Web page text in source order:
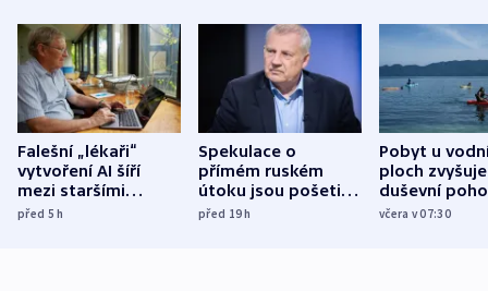
Falešní „lékaři“
vytvoření AI šíří
mezi staršími
Poláky nebezpečné
před 5h
Spekulace o
přímém ruském
útoku jsou pošetilé,
míní estonský
před 19h
Pobyt u
ploch zvyšuje
duševní
ukázala
včera v 07:30